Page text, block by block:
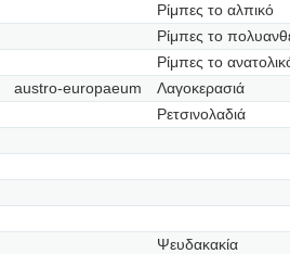
Ρίμπες το αλπικό
Ρίμπες το
Ρίμπες το
austro-europaeum
Λαγοκερασιά
Ρετσινολαδιά
Ψευδακακία